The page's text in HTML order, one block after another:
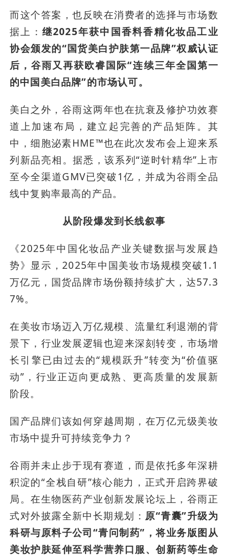
而这个答案，也反映在消费者的选择与市场数
据上： 继2025年获中国香料香精化妆品工业
协会颁发的“国货美白护肤第一品牌”权威认证
后，谷雨又再获欧睿国际“连续三年全国第一
的中国美白品牌”的市场认可。
美白之外，谷雨这两年也在抗衰及修护功效赛
道上加速布局，建立起完善的产品矩阵。其
中，细胞泌素HME™也在此次发布会上迎来系
列新品亮相。据悉，该系列“逆时针精华”上市
至今全渠道GMV已突破1亿，并成为谷雨全品
线中复购率最高的产品。
从阶段爆发到长线叙事
《2025年中国化妆品产业关键数据与发展趋
势》显示，2025年中国美妆市场规模突破1.1
万亿元，国货品牌市场份额持续扩大，达57.3
7%。
在美妆市场迈入万亿规模、流量红利退潮的背
景下，行业发展逻辑也迎来深刻转变，市场增
长引擎已由过去的“规模跃升”转变为“价值驱
动”，行业正迈向更成熟、更高质量的发展新
阶段。
国产品牌们该如何穿越周期，在万亿元级美妆
市场中提升可持续竞争力？
谷雨并未止步于现有赛道，而是依托多年深耕
积淀的“全栈自研”核心能力，正式开启跨界破
局。在生物医药产业创新发展论坛上，谷雨正
式对外披露全新中长期规划： 原“青囊”升级为
科研与原料子公司“青问制药”，将业务版图从
美妆护肤延伸至科学营养口服、创新药等生命